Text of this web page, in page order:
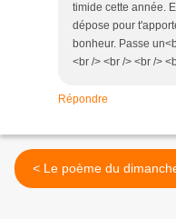
timide cette année.
dépose pour
bonheur. Passe
<br /> <br /> <br />
Répondre
< Le poème du